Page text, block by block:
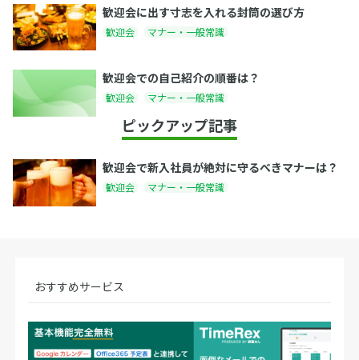
歓迎会に出す寸志を入れる封筒の選び方
歓迎会 マナー・一般常識
歓迎会での自己紹介の順番は？
歓迎会 マナー・一般常識
ピックアップ記事
歓迎会で新入社員が絶対に守るべきマナーは？
歓迎会 マナー・一般常識
おすすめサービス